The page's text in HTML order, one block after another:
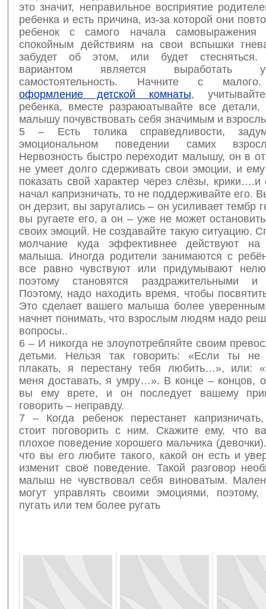
это значит, неправильное восприятие
ребенка и есть причина, из-за которой они
ребенок с самого начала самовыражения
спокойным действиям на свои вспышки
забудет об этом, или будет стесняться.
вариантом является выработать
самостоятельность. Начните с
оформление детской комнаты,
ребенка, вместе разраюатывайте все детали,
малышу почувствовать себя значимым и
5 – Есть толика справедливости,
эмоциональном поведении самих
Нервозность быстро переходит малышу, он в
не умеет долго сдерживать свои эмоции, и
показать свой характер через слёзы, крики….и
начал капризничать, то не поддерживайте его.
он дерзит, вы заругались – он усиливает тембр
вы ругаете его, а он – уже не может
своих эмоций. Не создавайте такую ситуацию.
молчание куда эффективнее действуют на
малыша. Иногда родители занимаются с
все равно чувствуют или придумывают
поэтому становятся раздражительными и
Поэтому, надо находить время, чтобы
Это сделает вашего малыша более
начнет понимать, что взрослым людям надо
вопросы..
6 – И никогда не злоупотребляйте своим
детьми. Нельзя так говорить: «Если ты не
плакать, я перестану тебя любить…», или:
меня доставать, я умру…». В конце – концов,
вы ему врете, и он последует вашему
говорить – неправду.
7 – Когда ребенок перестанет капризничать,
стоит поговорить с ним. Скажите ему, что
плохое поведение хорошего мальчика
что вы его любите такого, какой он есть и
изменит своё поведение. Такой разговор
малыш не чувствовал себя виноватым.
могут управлять своими эмоциями,
пугать или тем более ругать